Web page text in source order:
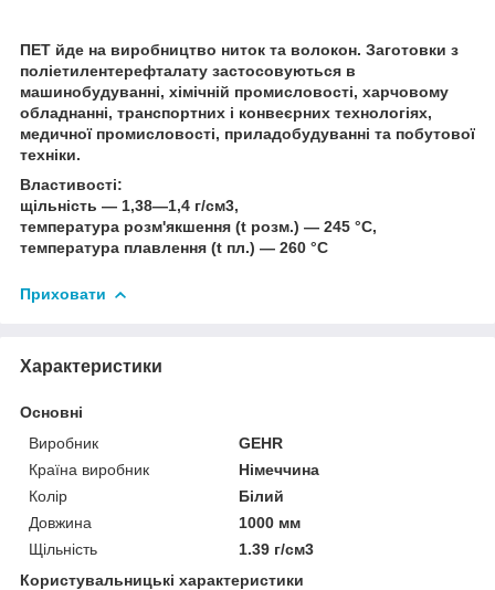
ПЕТ йде на виробництво ниток та волокон. Заготовки з
поліетилентерефталату застосовуються в
машинобудуванні, хімічній промисловості, харчовому
обладнанні, транспортних і конвеєрних технологіях,
медичної промисловості, приладобудуванні та побутової
техніки.
Властивості:
щільність — 1,38—1,4 г/см3,
температура розм'якшення (t розм.) — 245 °C,
температура плавлення (t пл.) — 260 °C
Приховати
Характеристики
Основні
Виробник
GEHR
Країна виробник
Німеччина
Колір
Білий
Довжина
1000 мм
Щільність
1.39 г/см3
Користувальницькі характеристики